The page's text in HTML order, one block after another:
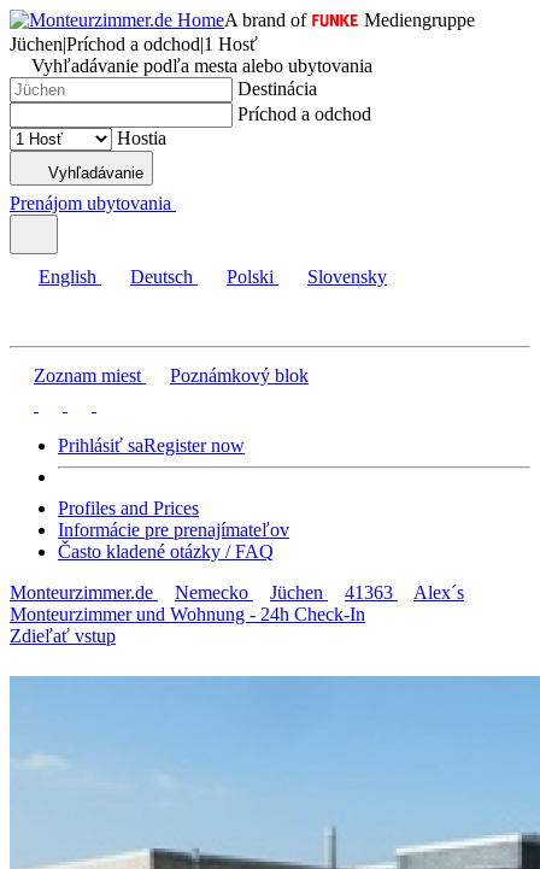
A brand of
Mediengruppe
Jüchen|Príchod a odchod|1 Hosť
Vyhľadávanie podľa mesta alebo ubytovania
Destinácia
Príchod a odchod
Hostia
Vyhľadávanie
Prenájom ubytovania
English Deutsch Polski Slovensky
Zoznam miest Poznámkový blok
Prihlásiť saRegister now
Profiles and Prices
Informácie pre prenajímateľov
Často kladené otázky / FAQ
Monteurzimmer.de
Nemecko Jüchen 41363
Alex´s
Monteurzimmer und Wohnung - 24h Check-In
Zdieľať vstup